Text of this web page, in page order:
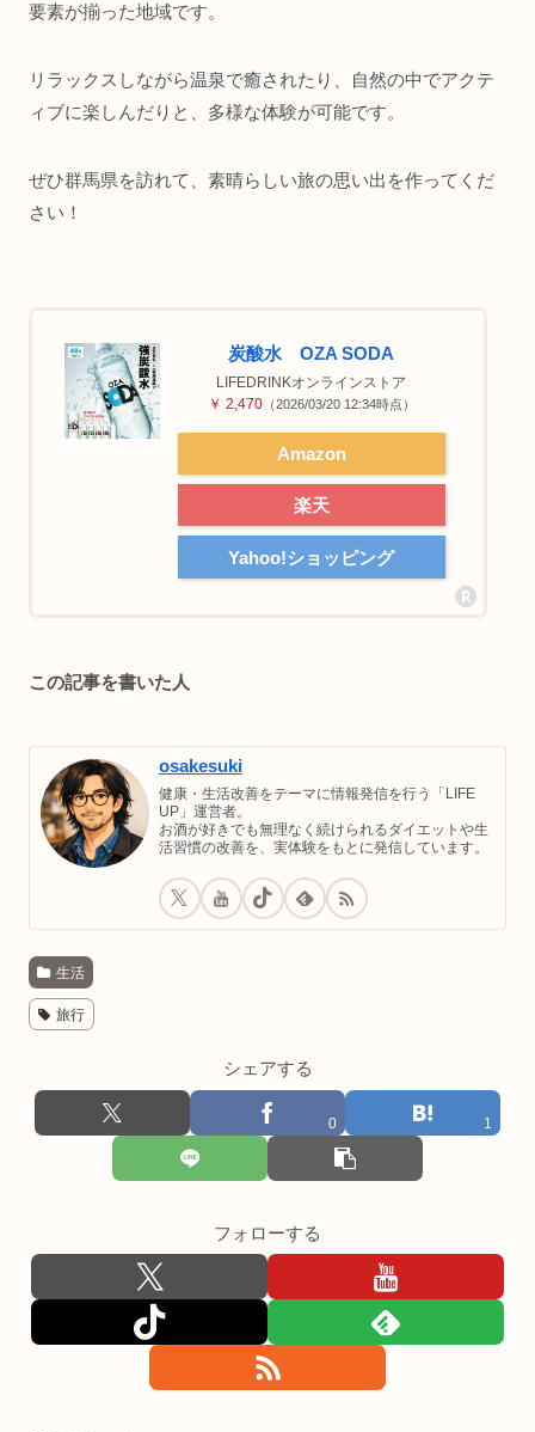
要素が揃った地域です。
リラックスしながら温泉で癒されたり、自然の中でアクテ
ィブに楽しんだりと、多様な体験が可能です。
ぜひ群馬県を訪れて、素晴らしい旅の思い出を作ってくだ
さい！
炭酸水 OZA SODA
LIFEDRINKオンラインストア
￥ 2,470（2026/03/20 12:34時点）
Amazon
楽天
Yahoo!ショッピング
この記事を書いた人
osakesuki
健康・生活改善をテーマに情報発信を行う「LIFE
UP」運営者。
お酒が好きでも無理なく続けられるダイエットや生
活習慣の改善を、実体験をもとに発信しています。
生活
旅行
シェアする
0 1
フォローする